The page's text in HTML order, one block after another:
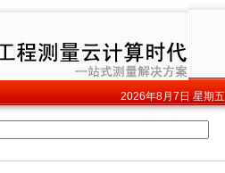
2026年8月7日 星期五